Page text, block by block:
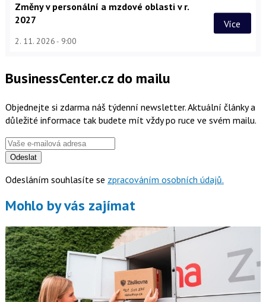
Změny v personální a mzdové oblasti v r.
2027
2. 11. 2026 9:00
Více
BusinessCenter.cz do mailu
Objednejte si zdarma náš týdenní newsletter. Aktuální články a
důležité informace tak budete mít vždy po ruce ve svém mailu.
Odeslat
Odesláním souhlasíte se zpracováním osobních údajů.
Mohlo by vás zajímat